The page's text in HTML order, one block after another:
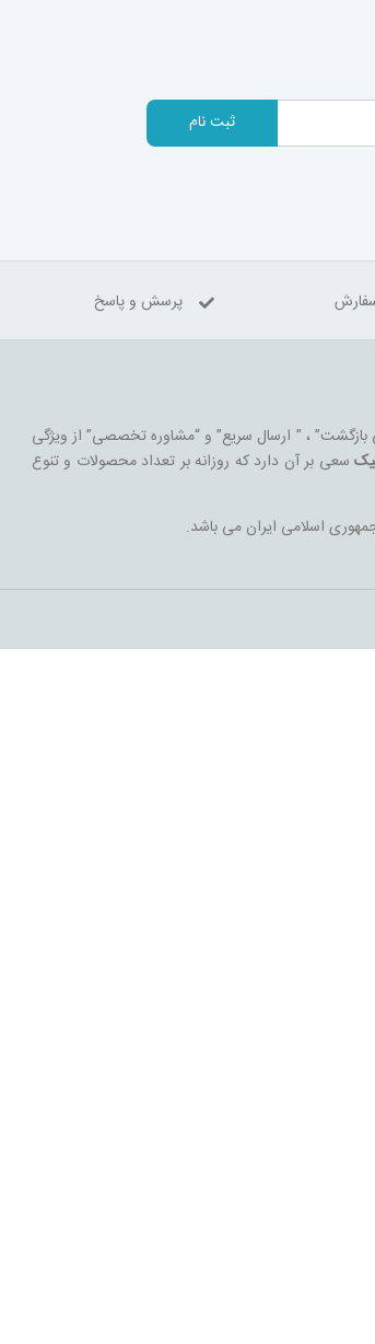
ثبت نام
پرسش و پاسخ
بازگشت” ، ” ارسال سریع” و “مشاوره تخصصی” از ویژگی
سعی بر آن دارد که روزانه بر تعداد محصولات و تنوع
اسلامی ایران می باشد.